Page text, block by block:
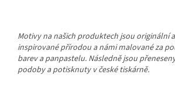
Motivy na našich produktech jsou originální
inspirované přírodou a námi malované za
barev a panpastelu. Následně jsou
podoby a potisknuty v české tiskárně.